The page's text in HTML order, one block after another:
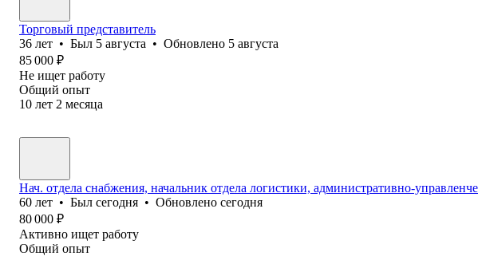
Торговый представитель
36 лет • Был 5 августа • Обновлено 5 августа
85 000 ₽
Не ищет работу
Общий опыт
10 лет 2 месяца
Нач. отдела снабжения, начальник отдела логистики, административно-
60 лет • Был сегодня • Обновлено сегодня
80 000 ₽
Активно ищет работу
Общий опыт